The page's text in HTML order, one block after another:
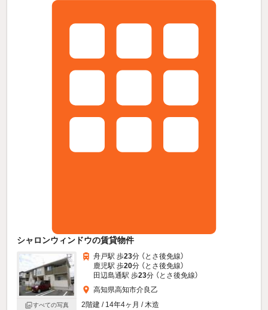
シャロンウィンドウの賃貸物件
すべての写真
舟戸駅 歩23分 （とさ後免線）
鹿児駅 歩20分 （とさ後免線）
田辺島通駅 歩23分 （とさ後免線）
高知県高知市介良乙
2階建 / 14年4ヶ月 / 木造